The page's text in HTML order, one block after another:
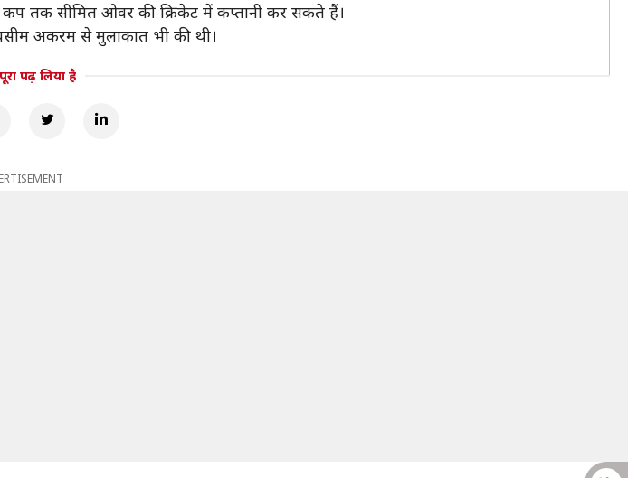
तक सीमित ओवर की क्रिकेट में कप्तानी कर सकते हैं।
अकरम से मुलाकात भी की थी।
पढ़ लिया है